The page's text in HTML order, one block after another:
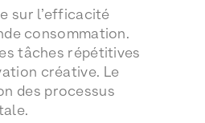
sur l’efficacité
consommation.
tâches répétitives
créative. Le
des processus